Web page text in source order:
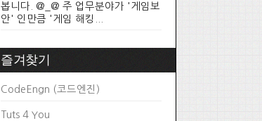
봅니다. @_@ 주 업무분야가 '게임보
안' 인만큼 '게임 해킹...
즐겨찾기
CodeEngn (코드엔진)
Tuts 4 You